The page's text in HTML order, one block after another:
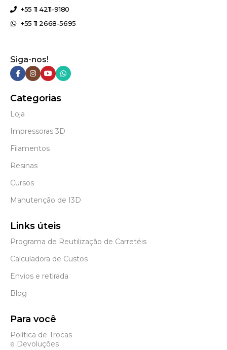
+55 11 4211-9180
+55 11 2668-5695
Siga-nos!
Categorias
Loja
Impressoras 3D
Filamentos
Resinas
Cursos
Manutenção de I3D
Links úteis
Programa de Reutilização de Carretéis
Calculadora de Custos
Envios e retirada
Blog
Para você
Política de Trocas
e Devoluções